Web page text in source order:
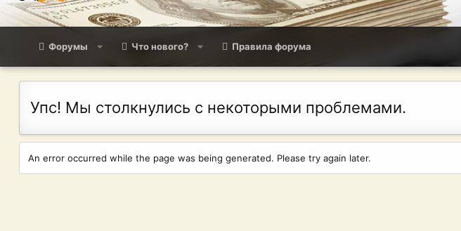
Форумы Что нового? Правила форума
Упс! Мы столкнулись с некоторыми проблемами.
An error occurred while the page was being generated. Please try again later.